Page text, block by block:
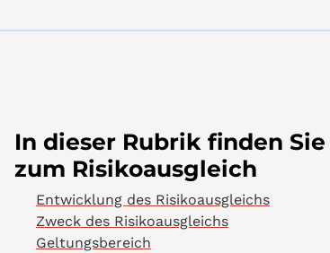
In dieser Rubrik finden
zum Risikoausgleich
Entwicklung des Risikoausgleichs
Zweck des Risikoausgleichs
Geltungsbereich